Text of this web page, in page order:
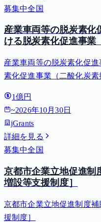
募集中全国
産業車両等の脱炭素化
ける脱炭素化促進事業
産業車両等の脱炭素化促
素化促進事業（二酸化炭素
1億円
~2026年10月30日
jGrants
詳細を見る
募集中全国
京都市企業立地促進制
増設等支援制度］
京都市企業立地促進制度
援制度］